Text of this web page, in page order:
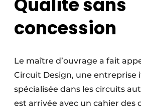
concession
Le maître d’ouvrage a fait
Circuit Design, une entreprise
spécialisée dans les circuits
est arrivée avec un cahier des